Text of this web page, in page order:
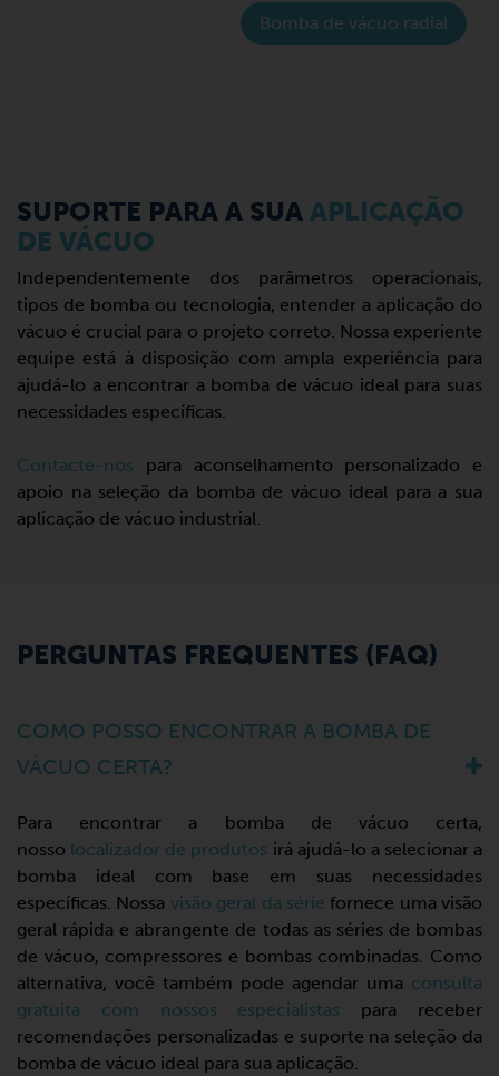
Bomba de vácuo radial
SUPORTE PARA A SUA APLICAÇÃO
DE VÁCUO
Independentemente dos parâmetros operacionais,
tipos de bomba ou tecnologia, entender a aplicação do
vácuo é crucial para o projeto correto. Nossa experiente
equipe está à disposição com ampla experiência para
ajudá-lo a encontrar a bomba de vácuo ideal para suas
necessidades específicas.
Contacte-nos para aconselhamento personalizado e
apoio na seleção da bomba de vácuo ideal para a sua
aplicação de vácuo industrial.
PERGUNTAS FREQUENTES (FAQ)
COMO POSSO ENCONTRAR A BOMBA DE
VÁCUO CERTA?
Para encontrar a bomba de vácuo certa,
nosso localizador de produtos irá ajudá-lo a selecionar a
bomba ideal com base em suas necessidades
específicas. Nossa visão geral da série fornece uma visão
geral rápida e abrangente de todas as séries de bombas
de vácuo, compressores e bombas combinadas. Como
alternativa, você também pode agendar uma consulta
gratuita com nossos especialistas para receber
recomendações personalizadas e suporte na seleção da
bomba de vácuo ideal para sua aplicação.